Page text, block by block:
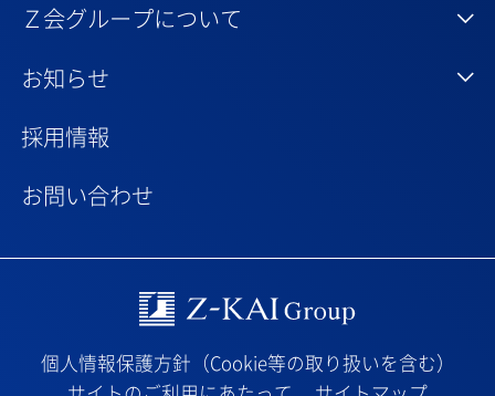
Ｚ会グループについて
お知らせ
採用情報
お問い合わせ
Z-kai Group
個人情報保護方針（Cookie等の取り扱いを含む）